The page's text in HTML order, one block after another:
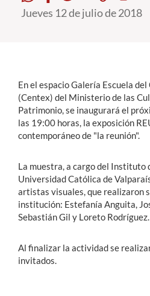
Funcionarios
English
Jueves 12 de julio de 2018
En el espacio Galería Escuela
(Centex) del Ministerio de las
Patrimonio, se inaugurará el
las 19:00 horas, la exposición
contemporáneo de "la reunión".
La muestra, a cargo del Instituto
Universidad Católica de
artistas visuales, que realizaron
institución: Estefanía Anguita,
Sebastián Gil y Loreto Rodríguez.
Al finalizar la actividad se
invitados.